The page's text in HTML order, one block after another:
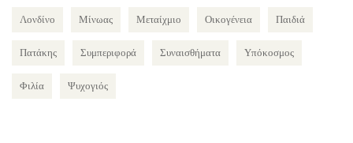
Λονδίνο Μίνωας Μεταίχμιο Οικογένεια Παιδιά
Πατάκης Συμπεριφορά Συναισθήματα Υπόκοσμος
Φιλία Ψυχογιός